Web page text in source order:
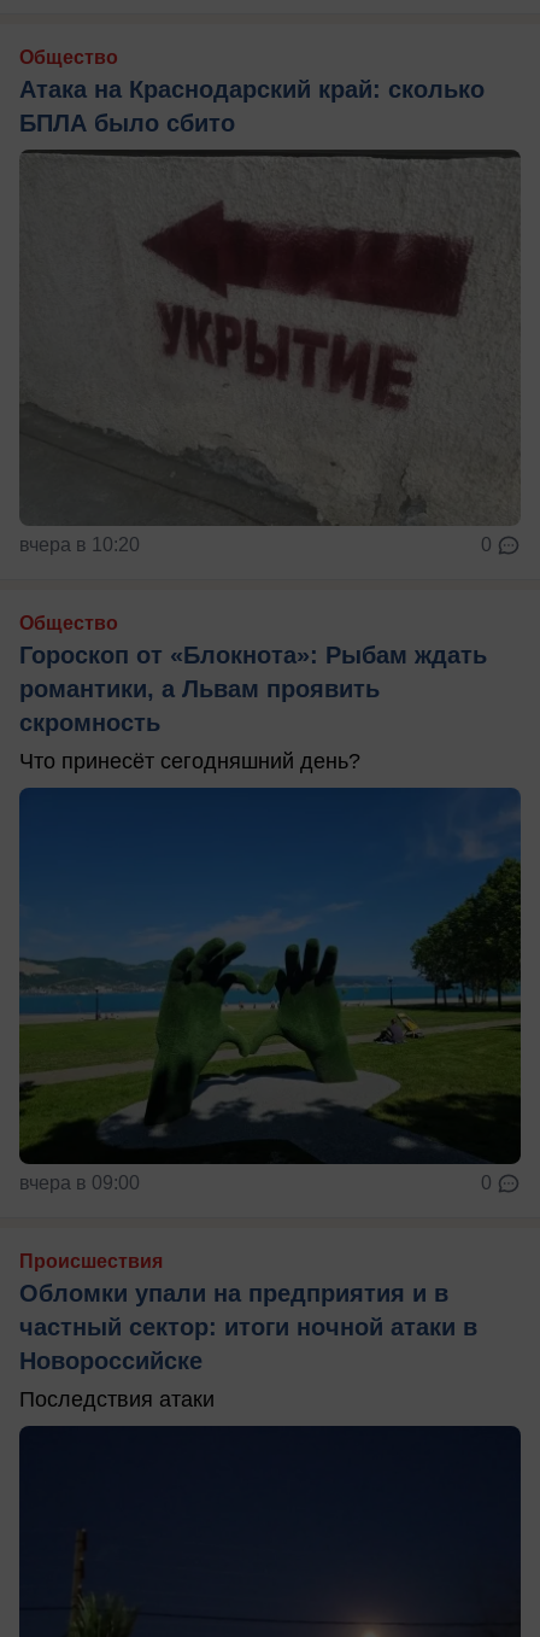
Общество
Атака на Краснодарский край: сколько
БПЛА было сбито
вчера в 10:20 0
Общество
Гороскоп от «Блокнота»: Рыбам ждать
романтики, а Львам проявить
скромность
Что принесёт сегодняшний день?
вчера в 09:00 0
Происшествия
Обломки упали на предприятия и в
частный сектор: итоги ночной атаки в
Новороссийске
Последствия атаки